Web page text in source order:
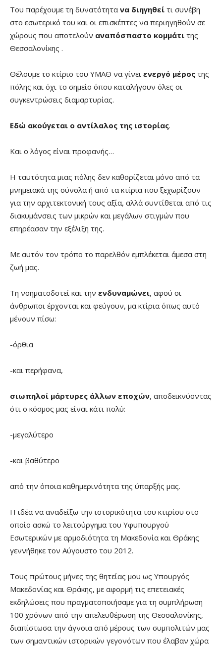
Του παρέχουμε τη δυνατότητανα διηγηθεί τι συνέβη
στο εσωτερικό του και οι επισκέπτες να περιηγηθούν σε
χώρους που αποτελούν αναπόσπαστο κομμάτι της
Θεσσαλονίκης .
Θέλουμε το κτίριο του ΥΜΑΘ να γίνει ενεργό μέρος της
πόλης και όχι το σημείο όπου καταλήγουν όλες οι
συγκεντρώσεις διαμαρτυρίας.
Εδώ ακούγεται ο αντίλαλος της ιστορίας.
Και ο λόγος είναι προφανής…
Η ταυτότητα μιας πόλης δεν καθορίζεται μόνο από τα
μνημειακά της σύνολα ή από τα κτίρια που ξεχωρίζουν
για την αρχιτεκτονική τους αξία, αλλά συντίθεται από τις
διακυμάνσεις των μικρών και μεγάλων στιγμών που
επηρέασαν την εξέλιξη της.
Με αυτόν τον τρόπο το παρελθόν εμπλέκεται άμεσα στη
ζωή μας.
Τη νοηματοδοτεί και την ενδυναμώνει, αφού οι
άνθρωποι έρχονται και φεύγουν, μα κτίρια όπως αυτό
μένουν πίσω:
-όρθια
-και περήφανα,
σιωπηλοί μάρτυρες άλλων εποχών, αποδεικνύοντας
ότι ο κόσμος μας είναι κάτι πολύ:
-μεγαλύτερο
-και βαθύτερο
από την όποια καθημερινότητα της ύπαρξής μας.
Η ιδέα να αναδείξω την ιστορικότητα του κτιρίου στο
οποίο ασκώ το λειτούργημα του Υφυπουργού
Εσωτερικών με αρμοδιότητα τη Μακεδονία και Θράκης
γεννήθηκε τον Αύγουστο του 2012.
Τους πρώτους μήνες της θητείας μου ως Υπουργός
Μακεδονίας και Θράκης, με αφορμή τις επετειακές
εκδηλώσεις που πραγματοποιήσαμε για τη συμπλήρωση
100 χρόνων από την απελευθέρωση της Θεσσαλονίκης,
διαπίστωσα την άγνοια από μέρους των συμπολιτών μας
των σημαντικών ιστορικών γεγονότων που έλαβαν χώρα